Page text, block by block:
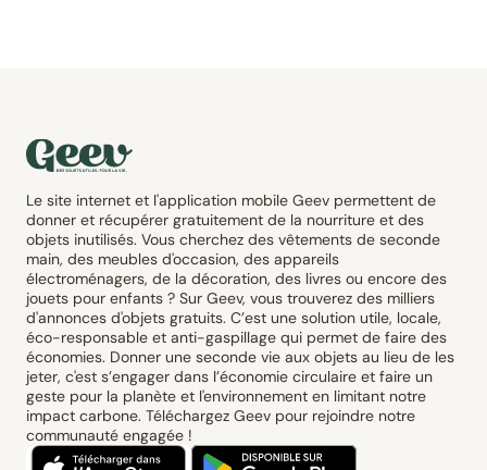
Le site internet et l'application mobile Geev permettent de
donner et récupérer gratuitement de la nourriture et des
objets inutilisés. Vous cherchez des vêtements de seconde
main, des meubles d'occasion, des appareils
électroménagers, de la décoration, des livres ou encore des
jouets pour enfants ? Sur Geev, vous trouverez des milliers
d'annonces d'objets gratuits. C’est une solution utile, locale,
éco-responsable et anti-gaspillage qui permet de faire des
économies. Donner une seconde vie aux objets au lieu de les
jeter, c'est s’engager dans l’économie circulaire et faire un
geste pour la planète et l'environnement en limitant notre
impact carbone. Téléchargez Geev pour rejoindre notre
communauté engagée !